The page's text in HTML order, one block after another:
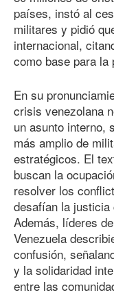
países, instó al
militares y pidió
internacional,
como base para
En su
crisis venezolana
un asunto interno,
más amplio de
estratégicos. El
buscan la
resolver los
desafían la justicia
Además, líderes
Venezuela
confusión,
y la solidaridad
entre las